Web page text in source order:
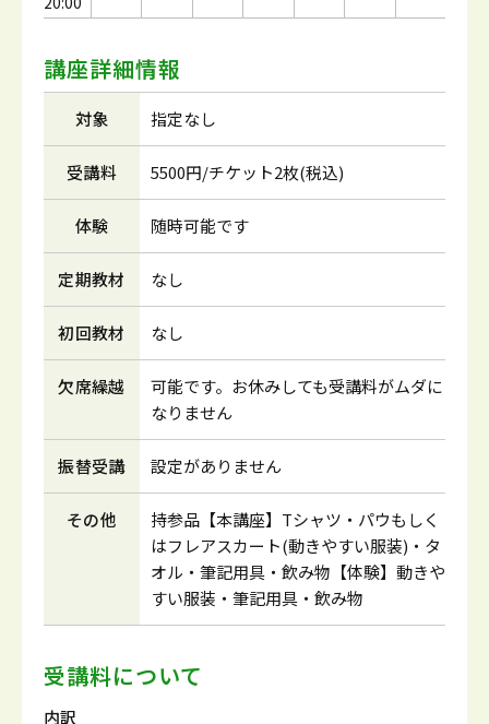
講座詳細情報
対象 指定なし
受講料 5500円/チケット2枚(税込)
体験 随時可能です
定期教材 なし
初回教材 なし
欠席繰越
可能です。お休みしても受講料がムダに
なりません
振替受講 設定がありません
その他
持参品【本講座】Tシャツ・パウもしく
はフレアスカート(動きやすい服装)・タ
オル・筆記用具・飲み物【体験】動きや
すい服装・筆記用具・飲み物
受講料について
内訳